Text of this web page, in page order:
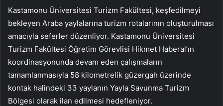
Kastamonu Üniversitesi Turizm Fakültesi, keşfedilmeyi
bekleyen Araba yaylalarına turizm rotalarının oluşturulması
amacıyla seferler düzenliyor. Kastamonu Üniversitesi
Turizm Fakültesi Öğretim Görevlisi Hikmet Haberal’ın
koordinasyonunda devam eden çalışmaların
tamamlanmasıyla 58 kilometrelik güzergah üzerinde
kontak halindeki 33 yaylanın Yayla Savunma Turizm
Bölgesi olarak ilan edilmesi hedefleniyor.